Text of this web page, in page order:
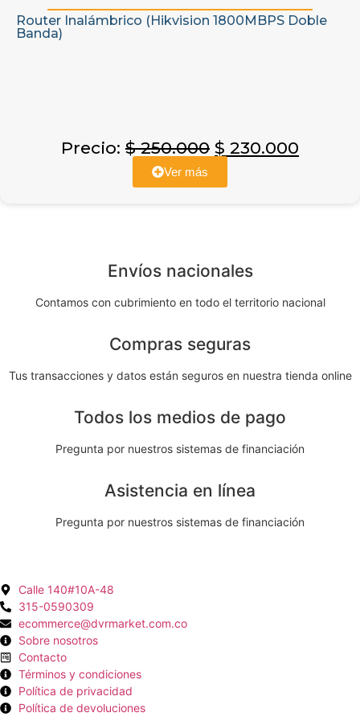
Router Inalámbrico (Hikvision 1800MBPS Doble
Banda)
Precio: $250.000 $ 230.000
Ver más
Envíos nacionales
Contamos con cubrimiento en todo el territorio nacional
Compras seguras
Tus transacciones y datos están seguros en nuestra tienda online
Todos los medios de pago
Pregunta por nuestros sistemas de financiación
Asistencia en línea
Pregunta por nuestros sistemas de financiación
Calle 140#10A-48
315-0590309
ecommerce@dvrmarket.com.co
Sobre nosotros
Contacto
Términos y condiciones
Política de privacidad
Política de devoluciones